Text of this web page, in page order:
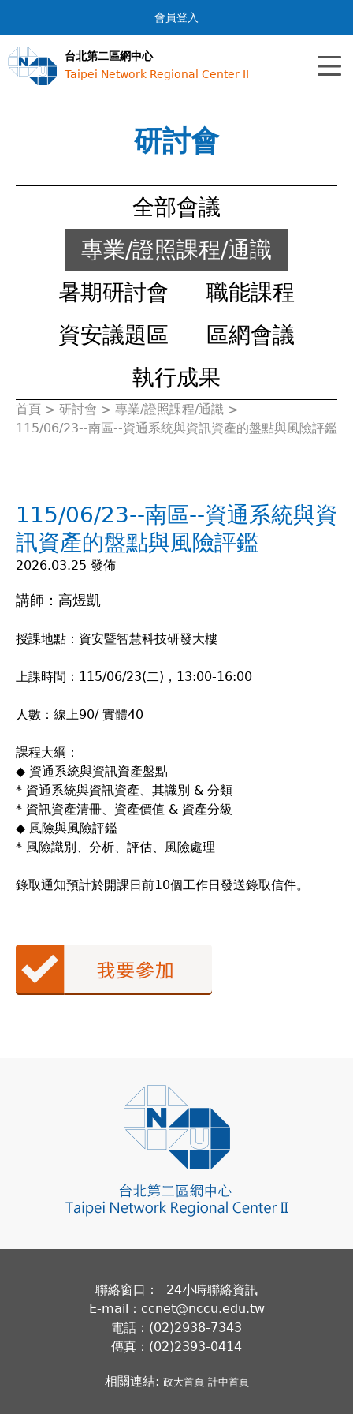
Jump to navigation
會員登入
台北第二區網中心
Taipei Network Regional Center II
研討會
全部會議
專業/證照課程/通識
暑期研討會
職能課程
資安議題區
區網會議
執行成果
您
裡
首頁 > 研討會 > 專業/證照課程/通識 >
115/06/23--南區--資通系統與資訊資產的盤點與風險評鑑
115/06/23--南區--資通系統與資
訊資產的盤點與風險評鑑
2026.03.25 發佈
講師：高煜凱
授課地點：資安暨智慧科技研發大樓
上課時間：115/06/23(二)，13:00-16:00
人數：線上90/ 實體40
課程大綱：
◆ 資通系統與資訊資產盤點
* 資通系統與資訊資產、其識別 & 分類
* 資訊資產清冊、資產價值 & 資產分級
◆ 風險與風險評鑑
* 風險識別、分析、評估、風險處理
錄取通知預計於開課日前10個工作日發送錄取信件。
聯絡窗口： 24小時聯絡資訊
E-mail：ccnet@nccu.edu.tw
電話：(02)2938-7343
傳真：(02)2393-0414
相關連結: 政大首頁 計中首頁